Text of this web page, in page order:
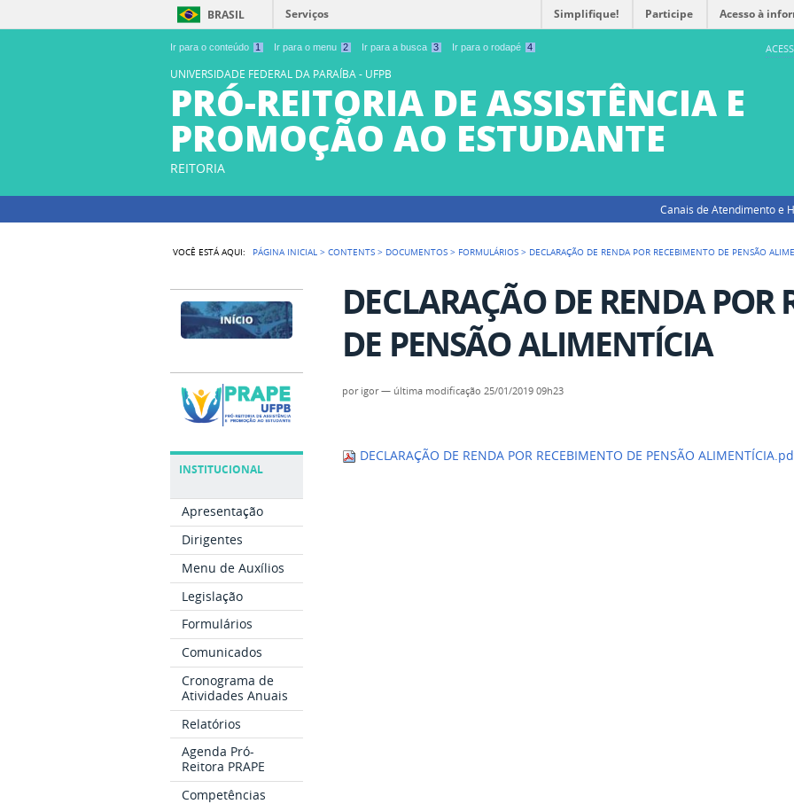
Ir para o conteúdo 1 Ir para o menu 2 Ir para a busca 3 Ir para o rodapé 4
BRASIL Serviços Simplifique! Participe Acesso à
UNIVERSIDADE FEDERAL DA PARAÍBA - UFPB
PRÓ-REITORIA DE ASSISTÊNCIA E
PROMOÇÃO AO ESTUDANTE
REITORIA
Canais de Atendimento e
VOCÊ ESTÁ AQUI: PÁGINA INICIAL >CONTENTS > DOCUMENTOS > FORMULÁRIOS > DECLARAÇÃO DE RENDA POR RECEBIMENTO DE PENSÃO
INSTITUCIONAL
Apresentação
Dirigentes
Menu de Auxílios
Legislação
Formulários
Comunicados
Cronograma de
Atividades Anuais
Relatórios
Agenda Pró-
Reitora PRAPE
Competências
DECLARAÇÃO DE RENDA POR
DE PENSÃO ALIMENTÍCIA
por igor— última modificação 25/01/2019 09h23
DECLARAÇÃO DE RENDA POR RECEBIMENTO DE PENSÃO